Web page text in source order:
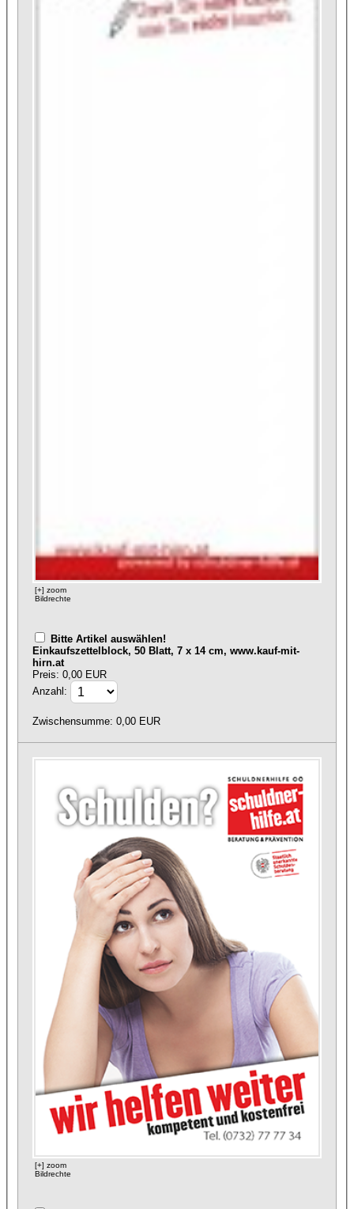
[+] zoom
Bildrechte
Bitte Artikel auswählen!
Einkaufszettelblock, 50 Blatt, 7 x 14 cm, www.kauf-mit-
hirn.at
Preis: 0,00 EUR
Anzahl:
Zwischensumme: 0,00 EUR
[+] zoom
Bildrechte